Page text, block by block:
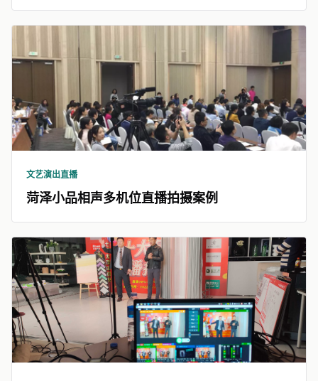
文艺演出直播
菏泽小品相声多机位直播拍摄案例